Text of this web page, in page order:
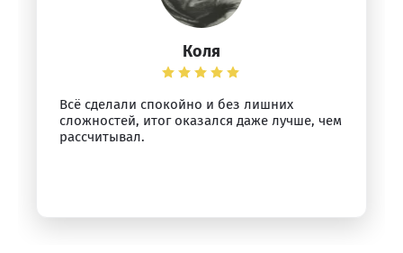
Коля
Всё сделали спокойно и без лишних
сложностей, итог оказался даже лучше, чем
рассчитывал.